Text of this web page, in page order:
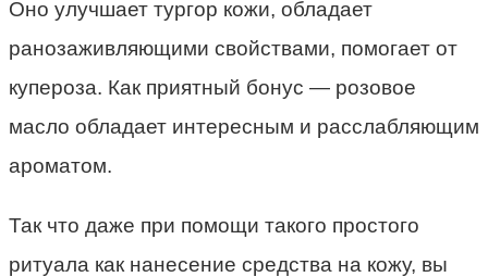
Оно улучшает тургор кожи, обладает
ранозаживляющими свойствами, помогает от
купероза. Как приятный бонус — розовое
масло обладает интересным и расслабляющим
ароматом.
Так что даже при помощи такого простого
ритуала как нанесение средства на кожу, вы